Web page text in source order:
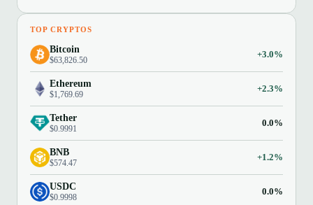
TOP CRYPTOS
Bitcoin
$63,826.50
+3.0%
Ethereum
$1,769.69
+2.3%
Tether
$0.9991
0.0%
BNB
$574.47
+1.2%
USDC
$0.9998
0.0%